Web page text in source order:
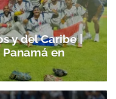
y del Caribe |
en